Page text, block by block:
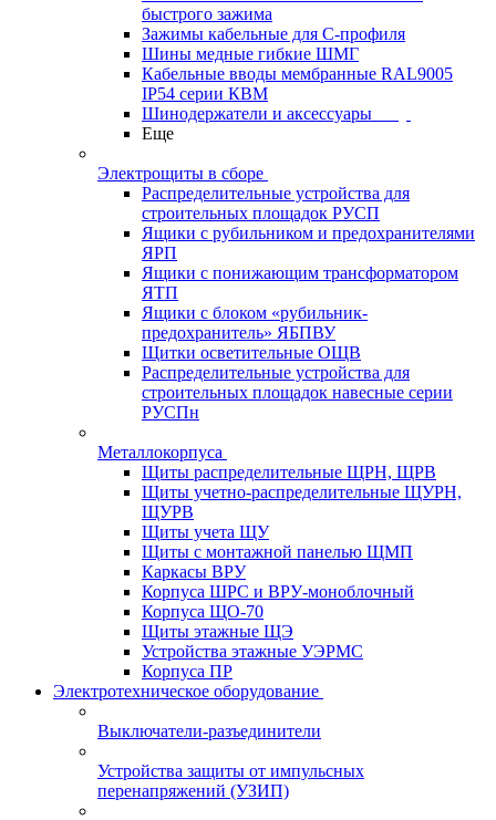
быстрого зажима
Зажимы кабельные для С-профиля
Шины медные гибкие ШМГ
Кабельные вводы мембранные RAL9005
IP54 серии КВМ
Шинодержатели и аксессуары
Еще
Электрощиты в сборе
Распределительные устройства для
строительных площадок РУСП
Ящики с рубильником и предохранителями
ЯРП
Ящики с понижающим трансформатором
ЯТП
Ящики с блоком «рубильник-
предохранитель» ЯБПВУ
Щитки осветительные ОЩВ
Распределительные устройства для
строительных площадок навесные серии
РУСПн
Металлокорпуса
Щиты распределительные ЩРН, ЩРВ
Щиты учетно-распределительные ЩУРН,
ЩУРВ
Щиты учета ЩУ
Щиты с монтажной панелью ЩМП
Каркасы ВРУ
Корпуса ШРС и ВРУ-моноблочный
Корпуса ЩО-70
Щиты этажные ЩЭ
Устройства этажные УЭРМС
Корпуса ПР
Электротехническое оборудование
Выключатели-разъединители
Устройства защиты от импульсных
перенапряжений (УЗИП)